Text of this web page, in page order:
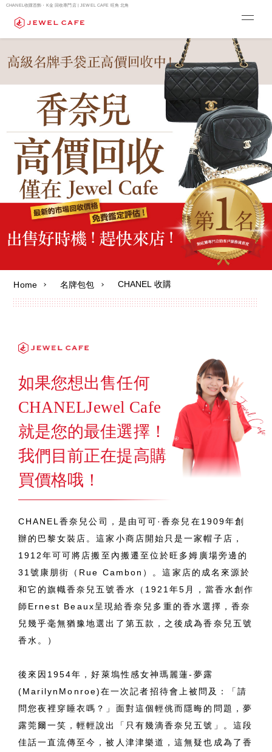
CHANEL收購首飾・K金 回收專門店 | JEWEL CAFE 旺角 北角
Home 名牌包包 CHANEL 收購
如果您想出售任何
CHANELJewel Cafe
就是您的最佳選擇！
我們目前正在提高購
買價格哦！
CHANEL香奈兒公司，是由可可·香奈兒在1909年創
辦的巴黎女裝店。這家小商店開始只是一家帽子店，
1912年可可將店搬至內搬遷至位於旺多姆廣場旁邊的
31號康朋街（Rue Cambon）。這家店的成名來源於
和它的旗幟香奈兒五號香水（1921年5月，當香水創作
師Ernest Beaux呈現給香奈兒多重的香水選擇，香奈
兒幾乎毫無猶豫地選出了第五款，之後成為香奈兒五號
香水。）
後來因1954年，好萊塢性感女神瑪麗蓮-夢露
(MarilynMonroe)在一次記者招待會上被問及：「請
問您夜裡穿睡衣嗎？」面對這個輕佻而隱晦的問題，夢
露莞爾一笑，輕輕說出「只有幾滴香奈兒五號」。這段
佳話一直流傳至今，被人津津樂道，這無疑也成為了香